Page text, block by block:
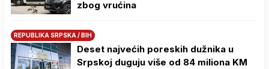
zbog vrućina
REPUBLIKA SRPSKA / BIH
Deset najvećih poreskih dužnika u
Srpskoj duguju više od 84 miliona KM